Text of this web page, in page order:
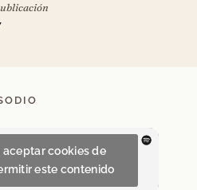
aceptar cookies de
este contenido